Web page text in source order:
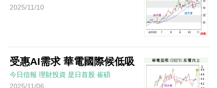
2025/11/10
受惠AI需求 華電國際候低吸
今日信報 理財投資 是日首股 崔碩
2025/11/06